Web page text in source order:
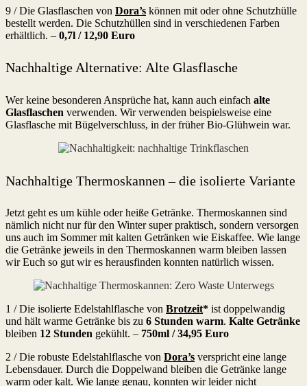
9 / Die Glasflaschen von Dora’s können mit oder ohne Schutzhülle
bestellt werden. Die Schutzhüllen sind in verschiedenen Farben
erhältlich. – 0,7l / 12,90 Euro
Nachhaltige Alternative: Alte Glasflasche
Wer keine besonderen Ansprüche hat, kann auch einfach alte
Glasflaschen verwenden. Wir verwenden beispielsweise eine
Glasflasche mit Bügelverschluss, in der früher Bio-Glühwein war.
Nachhaltige Thermoskannen – die isolierte Variante
Jetzt geht es um kühle oder heiße Getränke. Thermoskannen sind
nämlich nicht nur für den Winter super praktisch, sondern versorgen
uns auch im Sommer mit kalten Getränken wie Eiskaffee. Wie lange
die Getränke jeweils in den Thermoskannen warm bleiben lassen
wir Euch so gut wir es herausfinden konnten natürlich wissen.
1 / Die isolierte Edelstahlflasche von Brotzeit* ist doppelwandig
und hält warme Getränke bis zu 6 Stunden warm. Kalte Getränke
bleiben 12 Stunden gekühlt. – 750ml / 34,95 Euro
2 / Die robuste Edelstahlflasche von Dora’s verspricht eine lange
Lebensdauer. Durch die Doppelwand bleiben die Getränke lange
warm oder kalt. Wie lange genau, konnten wir leider nicht